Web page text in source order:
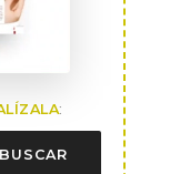
:
BUSCAR